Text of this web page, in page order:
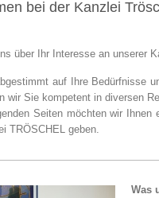
bei der Kanzlei
über Ihr Interesse an unserer
auf Ihre Bedürfnisse
wir Sie kompetent in diversen
Seiten möchten wir Ihnen
TRÖSCHEL geben.
Was